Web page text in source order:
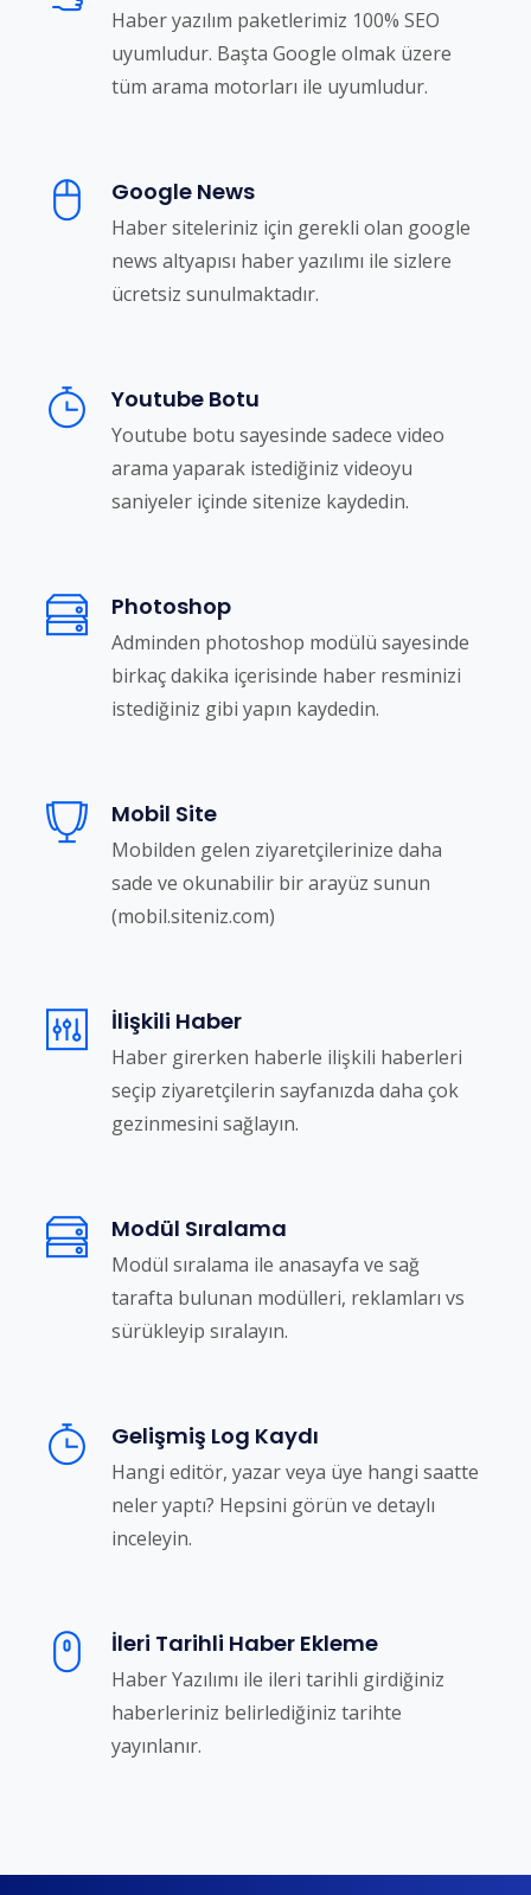
Haber yazılım paketlerimiz 100% SEO
uyumludur. Başta Google olmak üzere
tüm arama motorları ile uyumludur.
Google News
Haber siteleriniz için gerekli olan google
news altyapısı haber yazılımı ile sizlere
ücretsiz sunulmaktadır.
Youtube Botu
Youtube botu sayesinde sadece video
arama yaparak istediğiniz videoyu
saniyeler içinde sitenize kaydedin.
Photoshop
Adminden photoshop modülü sayesinde
birkaç dakika içerisinde haber resminizi
istediğiniz gibi yapın kaydedin.
Mobil Site
Mobilden gelen ziyaretçilerinize daha
sade ve okunabilir bir arayüz sunun
(mobil.siteniz.com)
İlişkili Haber
Haber girerken haberle ilişkili haberleri
seçip ziyaretçilerin sayfanızda daha çok
gezinmesini sağlayın.
Modül Sıralama
Modül sıralama ile anasayfa ve sağ
tarafta bulunan modülleri, reklamları vs
sürükleyip sıralayın.
Gelişmiş Log Kaydı
Hangi editör, yazar veya üye hangi saatte
neler yaptı? Hepsini görün ve detaylı
inceleyin.
İleri Tarihli Haber Ekleme
Haber Yazılımı ile ileri tarihli girdiğiniz
haberleriniz belirlediğiniz tarihte
yayınlanır.